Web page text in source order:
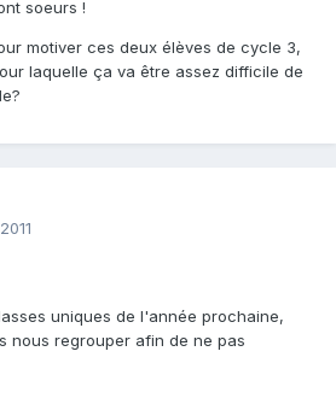
soeurs !
motiver ces deux élèves de cycle 3,
laquelle ça va être assez difficile de
uniques de l'année prochaine,
nous regrouper afin de ne pas